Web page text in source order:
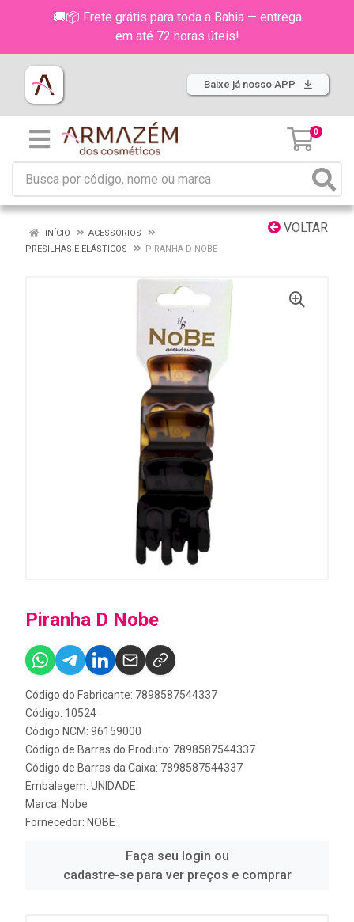
🚚📦 Frete grátis para toda a Bahia — entrega
em até 72 horas úteis!
Baixe já nosso APP
0
VOLTAR
INÍCIO
ACESSÓRIOS
PRESILHAS E ELÁSTICOS
PIRANHA D NOBE
Piranha D Nobe
Código do Fabricante: 7898587544337
Código: 10524
Código NCM: 96159000
Código de Barras do Produto: 7898587544337
Código de Barras da Caixa: 7898587544337
Embalagem: UNIDADE
Marca: Nobe
Fornecedor: NOBE
Faça seu login ou
cadastre-se para ver preços e comprar